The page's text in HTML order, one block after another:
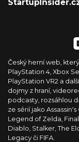
Český herní web,
PlayStation 4, Xbox
PlayStation VR2 a
dojmy z hraní,
podcasty, rozsáhlou
ze sérií jako
Legend of Zelda,
Diablo, Stalker, The
Legacy či FIFA.